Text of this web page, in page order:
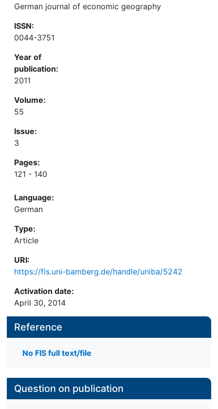
German journal of economic geography
ISSN:
0044-3751
Year of
publication:
2011
Volume:
55
Issue:
3
Pages:
121 - 140
Language:
German
Type:
Article
URI:
https://fis.uni-bamberg.de/handle/uniba/5242
Activation date:
April 30, 2014
Reference
No FIS full text/file
Question on publication